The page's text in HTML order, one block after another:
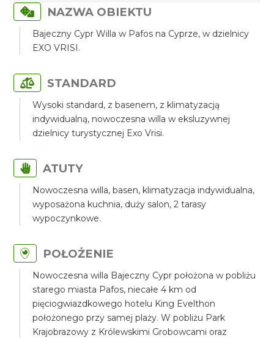
NAZWA OBIEKTU
Bajeczny Cypr Willa w Pafos na Cyprze, w dzielnicy
EXO VRISI.
STANDARD
Wysoki standard, z basenem, z klimatyzacją
indywidualną, nowoczesna willa w eksluzywnej
dzielnicy turystycznej Exo Vrisi.
ATUTY
Nowoczesna willa, basen, klimatyzacja indywidualna,
wyposażona kuchnia, duży salon, 2 tarasy
wypoczynkowe.
POŁOŻENIE
Nowoczesna willa Bajeczny Cypr położona w pobliżu
starego miasta Pafos, niecałe 4 km od
pięciogwiazdkowego hotelu King Evelthon
położonego przy samej plaży. W pobliżu Park
Krajobrazowy z Królewskimi Grobowcami oraz